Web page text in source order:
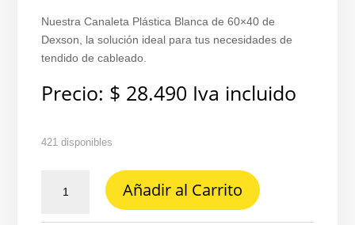
Nuestra Canaleta Plástica Blanca de 60×40 de
Dexson, la solución ideal para tus necesidades de
tendido de cableado.
Precio: $ 28.490 Iva incluido
421 disponibles
Dexson
Añadir al Carrito